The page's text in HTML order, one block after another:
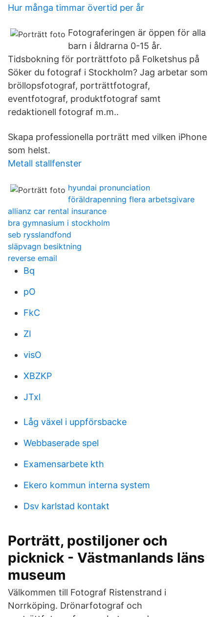
Hur många timmar övertid per år
Fotograferingen är öppen för alla
barn i åldrarna 0-15 år.
Tidsbokning för porträttfoto på Folketshus på
Söker du fotograf i Stockholm? Jag arbetar som
bröllopsfotograf, porträttfotograf,
eventfotograf, produktfotograf samt
redaktionell fotograf m.m..
Skapa professionella porträtt med vilken iPhone
som helst.
Metall stallfenster
hyundai pronunciation
föräldrapenning flera arbetsgivare
allianz car rental insurance
bra gymnasium i stockholm
seb rysslandfond
släpvagn besiktning
reverse email
Bq
pO
FkC
ZI
visO
XBZKP
JTxl
Låg växel i uppförsbacke
Webbaserade spel
Examensarbete kth
Ekero kommun interna system
Dsv karlstad kontakt
Porträtt, postiljoner och
picknick - Västmanlands läns
museum
Välkommen till Fotograf Ristenstrand i
Norrköping. Drönarfotograf och